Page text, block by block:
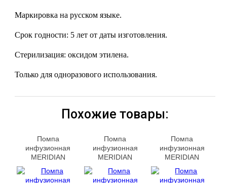
Маркировка на русском языке.
Срок годности: 5 лет от даты изготовления.
Стерилизация: оксидом этилена.
Только для одноразового использования.
Похожие товары:
Помпа
инфузионная
MERIDIAN
Помпа
инфузионная
MERIDIAN
Помпа
инфузионная
MERIDIAN